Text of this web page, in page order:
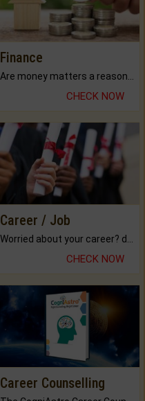
Finance
CHECK NOW
Career / Job
CHECK NOW
Career Counselling